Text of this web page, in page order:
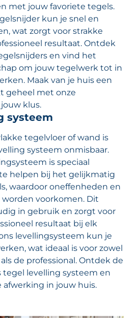
met jouw favoriete tegels.
kun je snel en
wat zorgt voor strakke
resultaat. Ontdek
en vind het
om jouw tegelwerk tot in
Maak van je huis een
geheel met onze
klus.
systeem
tegelvloer of wand is
systeem onmisbaar.
is speciaal
helpen bij het gelijkmatig
waardoor oneffenheden en
voorkomen. Dit
in gebruik en zorgt voor
resultaat bij elk
levellingsysteem kun je
wat ideaal is voor zowel
de professional. Ontdek de
tegel levelling systeem en
afwerking in jouw huis.